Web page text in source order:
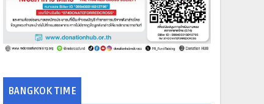
BANGKOK TIME